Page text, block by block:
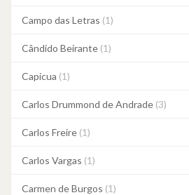
Campo das Letras (1)
Cândido Beirante (1)
Capicua (1)
Carlos Drummond de Andrade (3)
Carlos Freire (1)
Carlos Vargas (1)
Carmen de Burgos (1)